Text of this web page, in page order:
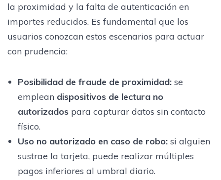
la proximidad y la falta de autenticación en
importes reducidos. Es fundamental que los
usuarios conozcan estos escenarios para actuar
con prudencia:
Posibilidad de fraude de proximidad:se
emplean dispositivos de lectura no
autorizadospara capturar datos sin contacto
físico.
Uso no autorizado en caso de robo:si alguien
sustrae la tarjeta, puede realizar múltiples
pagos inferiores al umbral diario.